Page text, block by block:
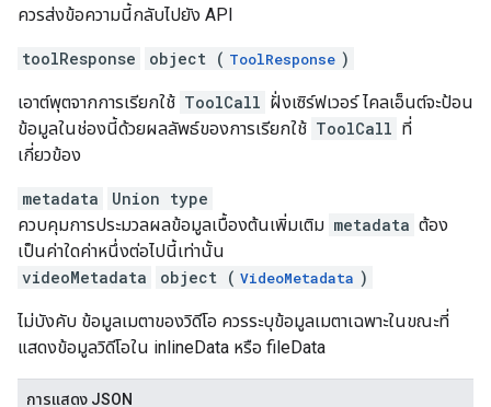
ควรส่งข้อความนี้กลับไปยัง API
toolResponse object ( ToolResponse )
เอาต์พุตจากการเรียกใช้ ToolCall ฝั่งเซิร์ฟเวอร์ ไคลเอ็นต์จะป้อน
ข้อมูลในช่องนี้ด้วยผลลัพธ์ของการเรียกใช้ ToolCall ที่
เกี่ยวข้อง
metadata
Union type
ควบคุมการประมวลผลข้อมูลเบื้องต้นเพิ่มเติม metadata ต้อง
เป็นค่าใดค่าหนึ่งต่อไปนี้เท่านั้น
videoMetadata
object ( VideoMetadata )
ไม่บังคับ ข้อมูลเมตาของวิดีโอ ควรระบุข้อมูลเมตาเฉพาะในขณะที่
แสดงข้อมูลวิดีโอใน inlineData หรือ fileData
การแสดง JSON